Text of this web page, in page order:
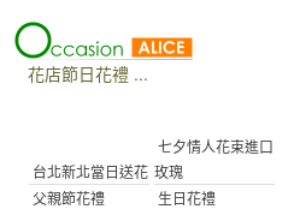
花店節日花禮 ...
台北新北當日送花
七夕情人花束進口
玫瑰
父親節花禮
生日花禮